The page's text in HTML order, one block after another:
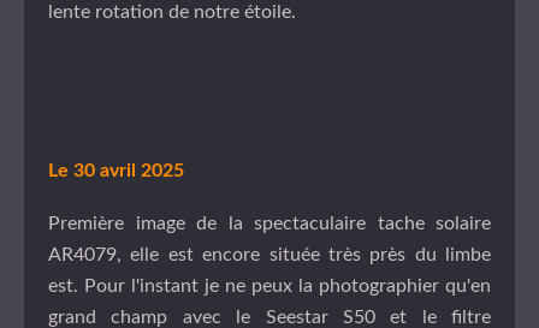
lente rotation de notre étoile.
Le 30 avril 2025
Première image de la spectaculaire tache solaire
AR4079, elle est encore située très près du limbe
est. Pour l'instant je ne peux la photographier qu'en
grand champ avec le Seestar S50 et le filtre